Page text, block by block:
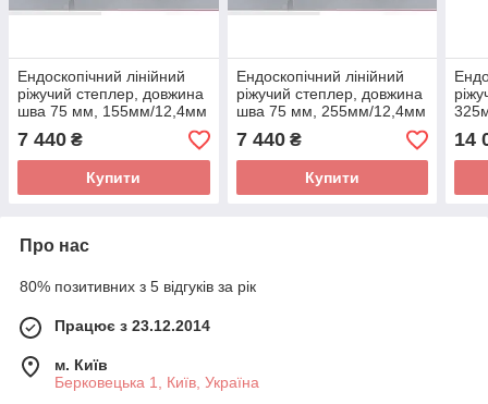
Ендоскопічний лінійний
ріжучий степлер, довжина
шва 75 мм, 155мм/12,4мм
7 440 ₴
Купити
Ендоскопічний лінійний
ріжучий степлер, довжина
шва 75 мм, 255мм/12,4мм
7 440₴
Купити
14
Про нас
80% позитивних з 5 відгуків за рік
Працює з 23.12.2014
м. Київ
Берковецька 1, Київ, Україна